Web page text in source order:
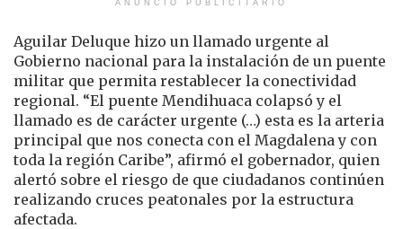
ANUNCIO PUBLICITARIO
Aguilar Deluque hizo un llamado urgente al
Gobierno nacional para la instalación de un puente
militar que permita restablecer la conectividad
regional. “El puente Mendihuaca colapsó y el
llamado es de carácter urgente (…) esta es la arteria
principal que nos conecta con el Magdalena y con
toda la región Caribe”, afirmó el gobernador, quien
alertó sobre el riesgo de que ciudadanos continúen
realizando cruces peatonales por la estructura
afectada.